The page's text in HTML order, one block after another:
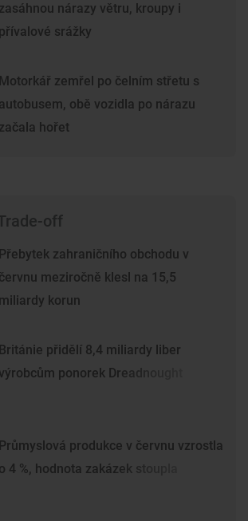
zasáhnou nárazy větru, kroupy i
přívalové srážky
Motorkář zemřel po čelním střetu s
autobusem, obě vozidla po nárazu
začala hořet
off
Přebytek zahraničního obchodu v
červnu meziročně klesl na 15,5
miliardy korun
Británie přidělí 8,4 miliardy liber
výrobcům ponorek Dreadnought
Průmyslová produkce v červnu vzrostla
o 4 %, hodnota zakázek stoupla